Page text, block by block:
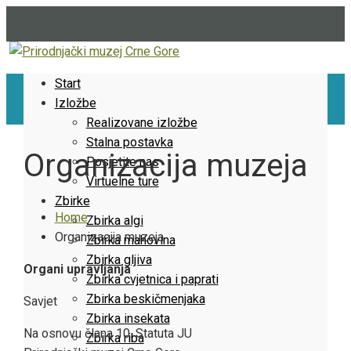
Start
Izložbe
Realizovane izložbe
Stalna postavka
Posjetite nas
Virtuelne ture
Zbirke
Zbirka algi
Zbirka mahovina
Zbirka gljiva
Zbirka cvjetnica i paprati
Zbirka beskičmenjaka
Zbirka insekata
Zbirka riba
Organizacija muzeja
Home
Organizacija muzeja
Organi upravljanja
Savjet
Na osnovu člana 10. Statuta JU